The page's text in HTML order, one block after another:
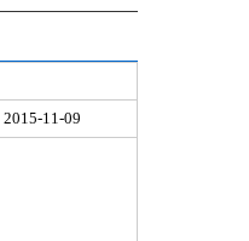
2015-11-09